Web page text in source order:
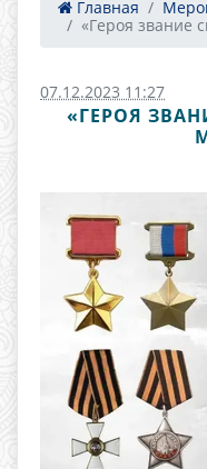
Главная
«Героя звание
07.12.2023 11:27
«ГЕРОЯ